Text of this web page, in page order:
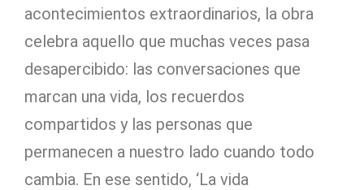
acontecimientos extraordinarios, la obra
celebra aquello que muchas veces pasa
desapercibido: las conversaciones que
marcan una vida, los recuerdos
compartidos y las personas que
permanecen a nuestro lado cuando todo
cambia. En ese sentido, ‘La vida